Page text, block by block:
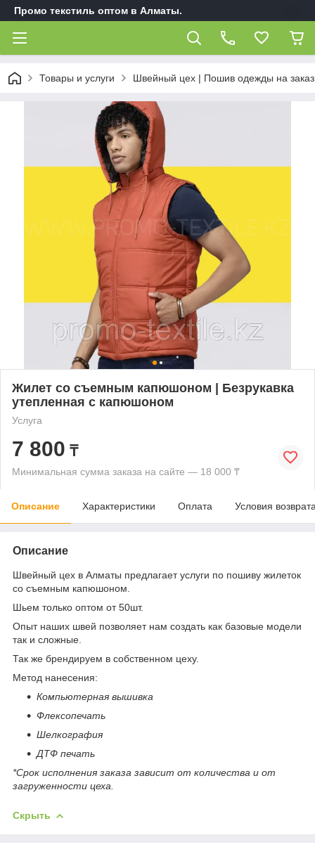
Промо текстиль оптом в Алматы.
Товары и услуги Швейный цех | Пошив одежды на заказ
Жилет со съемным капюшоном | Безрукавка
утепленная с капюшоном
Услуга
7 800 ₸
Минимальная сумма заказа на сайте — 18 000 ₸
Описание Характеристики Оплата Условия
Описание
Швейный цех в Алматы предлагает услуги по пошиву жилеток
со съемным капюшоном.
Шьем только оптом от 50шт.
Опыт наших швей позволяет нам создать как базовые модели
так и сложные.
Так же брендируем в собственном цеху.
Метод нанесения:
Компьютерная вышивка
Флексопечать
Шелкография
ДТФ печать
*Срок исполнения заказа зависит от количества и от
загруженности цеха.
Скрыть